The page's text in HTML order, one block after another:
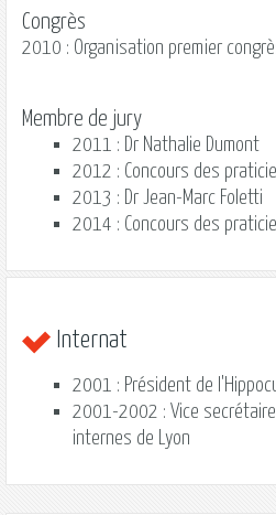
Congrès
2010 : Organisation premier congrès
Membre de jury
2011 : Dr Nathalie Dumont
2012 : Concours des
2013 : Dr Jean-Marc Foletti
2014 : Concours des
Internat
2001 : Président de
2001-2002 : Vice
internes de Lyon